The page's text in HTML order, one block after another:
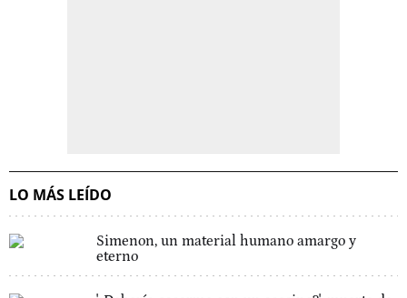
LO MÁS LEÍDO
Simenon, un material humano amargo y
eterno